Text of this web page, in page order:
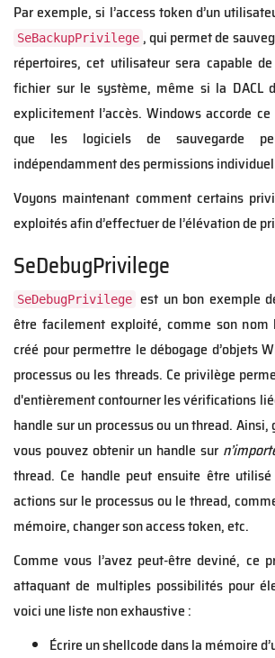
Par exemple, si l’access token d’un
SeBackupPrivilege , qui permet de
répertoires, cet utilisateur sera capable
fichier sur le système, même si la DACL
explicitement l’accès. Windows accorde ce
que les logiciels de sauvegarde
indépendamment des permissions
Voyons maintenant comment certains
exploités afin d’effectuer de l’élévation de
SeDebugPrivilege
SeDebugPrivilege est un bon exemple
être facilement exploité, comme son
créé pour permettre le débogage d’objets
processus ou les threads. Ce privilège
d'entièrement contourner les vérifications
handle sur un processus ou un thread.
vous pouvez obtenir un handle sur
thread. Ce handle peut ensuite être
actions sur le processus ou le thread,
mémoire, changer son access token, etc.
Comme vous l’avez peut-être deviné, ce
attaquant de multiples possibilités pour
voici une liste non exhaustive :
Écrire un shellcode dans la mémoire